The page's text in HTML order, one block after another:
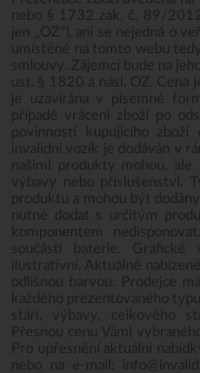
nebo § 1732 zák. č. 89/2012
jen „OZ“), ani se nejedná o
umístěné na tomto webu
smlouvy. Zájemci bude na
ust. § 1820 a násl. OZ. Cena
je uzavírána v písemné
případě vrácení zboží po
povinností kupujícího zboží
invalidní vozík je dodáván v
našimi produkty mohou, ale
výbavy nebo příslušenství.
produktu a mohou být
nutné dodat s určitým
komponentem
součástí baterie. Grafické
ilustrativní. Aktuálně
odlišnou barvou. Prodejce
každého prezentovaného
stáří, výbavy, celkového
Přesnou cenu Vámi
Pro upřesnění aktuální
nebo na e-mail: